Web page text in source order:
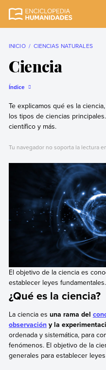
completa y más
INICIO CIENCIAS NATURALES
Ciencia
Índice
Te explicamos qué es la
los tipos de ciencias
científico y más.
Tu navegador no soporta la lectura
El objetivo de la ciencia es
establecer leyes fundamentales.
¿Qué es la ciencia?
La ciencia es una rama del
observacióny la
ordenada y sistemática, para
fenómenos. El objetivo de la
generales para establecer